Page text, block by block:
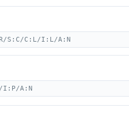
S:C/C:L/I:L/A:N
I:P/A:N